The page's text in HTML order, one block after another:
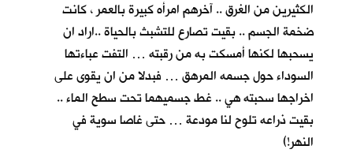
الكثيرين من الغرق .. آخرهم امرأه كبيرة بالعمر ، كانت
ضخمة الجسم .. بقيت تصارع للتشبث بالحياة ..اراد ان
يسحبها لكنها أمسكت به من رقبته … التفت عباءتها
السوداء حول جسمه المرهق … فبدلا من ان يقوى على
اخراجها سحبته هي .. غط جسميهما تحت سطح الماء ..
بقيت ذراعه تلوح لنا مودعة … حتى غاصا سوية في
النهر!)